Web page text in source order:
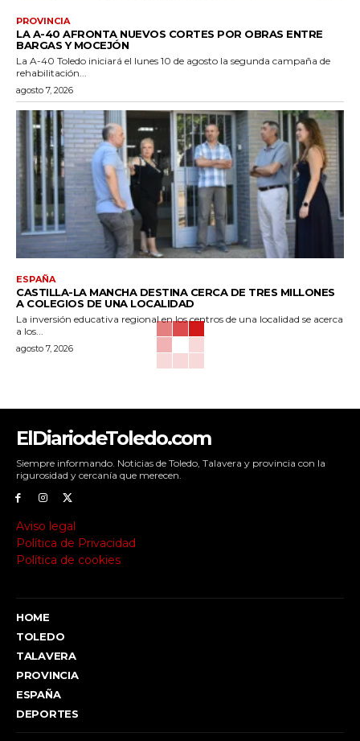
PROVINCIA
LA A-40 AFRONTA NUEVOS CORTES POR OBRAS ENTRE
BARGAS Y MOCEJÓN
La A-40 Toledo iniciará el lunes 10 de agosto la segunda campaña de
rehabilitación...
agosto 7, 2026
ESPAÑA
CASTILLA-LA MANCHA DESTINA CERCA DE TRES MILLONES
A COLEGIOS DE UNA LOCALIDAD
La inversión educativa regional en los centros de una localidad se acerca
a los...
agosto 7, 2026
ElDiariodeToledo.com
Siempre informando. Noticias de Toledo, Talavera y provincia con la
rigurosidad y cercanía que merecen.
Aviso legal
Política de Privacidad
Política de cookies
HOME
TOLEDO
TALAVERA
PROVINCIA
ESPAÑA
DEPORTES